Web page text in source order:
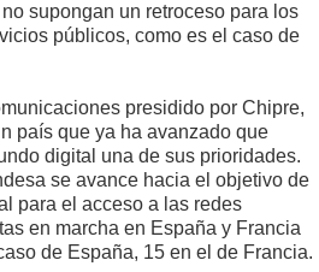
supongan un retroceso para los
públicos, como es el caso de
presidido por Chipre,
país que ya ha avanzado que
digital una de sus prioridades.
se avance hacia el objetivo de
para el acceso a las redes
en marcha en España y Francia
de España, 15 en el de Francia.